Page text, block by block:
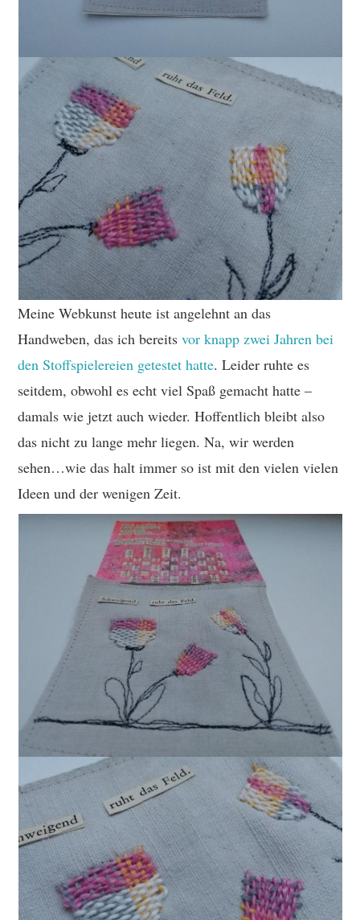
Meine Webkunst heute ist angelehnt an das
Handweben, das ich bereitsvor knapp zwei Jahren bei
den Stoffspielereien getestet hatte. Leider ruhte es
seitdem, obwohl es echt viel Spaß gemacht hatte –
damals wie jetzt auch wieder. Hoffentlich bleibt also
das nicht zu lange mehr liegen. Na, wir werden
sehen…wie das halt immer so ist mit den vielen vielen
Ideen und der wenigen Zeit.